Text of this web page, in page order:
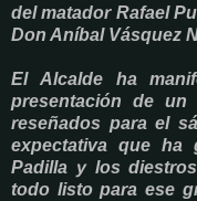
del matador Rafael
Don Aníbal Vásquez
El Alcalde ha
presentación de
reseñados para el
expectativa que ha
Padilla y los
todo listo para ese